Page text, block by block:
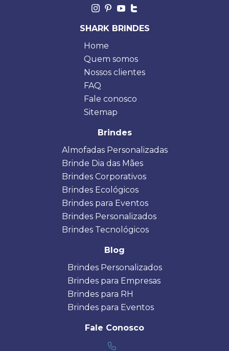
SHARK BRINDES
Home
Quem somos
Nossos clientes
FAQ
Fale conosco
Sitemap
Brindes
Almofadas Personalizadas
Brinde Dia das Mães
Brindes Corporativos
Brindes Ecológicos
Brindes para Eventos
Brindes Personalizados
Brindes Tecnológicos
Blog
Brindes Personalizados
Brindes para Empresas
Brindes para RH
Brindes para Eventos
Fale Conosco